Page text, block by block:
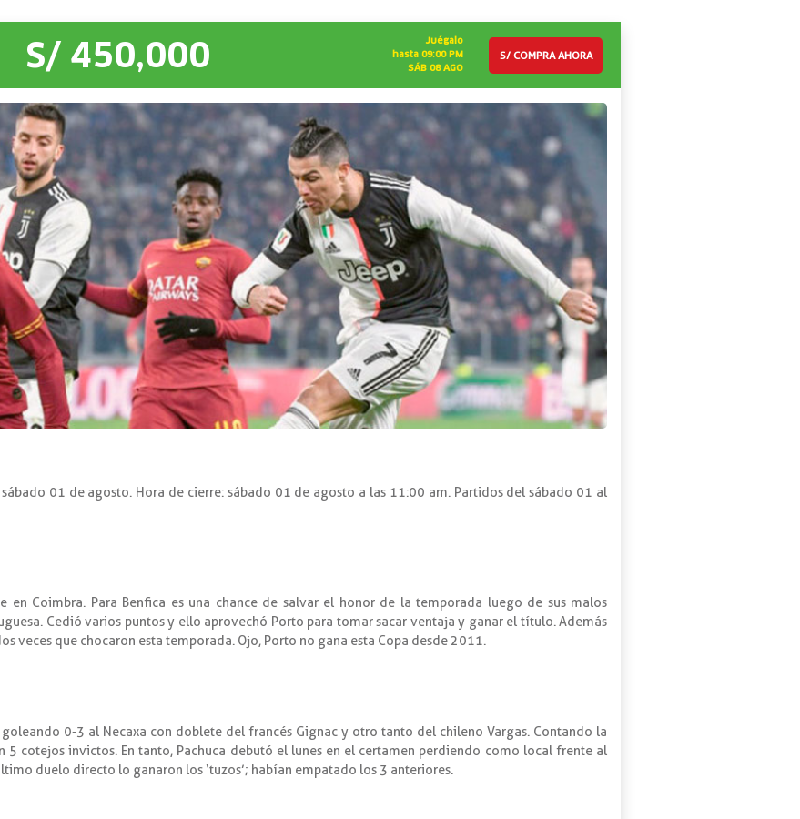
S/ 450,000
Juégalo
hasta 09:00 PM
SÁB 08 AGO
S/ COMPRA AHORA
01 de agosto. Hora de cierre: sábado 01 de agosto a las 11:00 am. Partidos del sábado 01 al
en Coimbra. Para Benfica es una chance de salvar el honor de la temporada luego de sus malos
Cedió varios puntos y ello aprovechó Porto para tomar sacar ventaja y ganar el título. Además
veces que chocaron esta temporada. Ojo, Porto no gana esta Copa desde 2011.
0-3 al Necaxa con doblete del francés Gignac y otro tanto del chileno Vargas. Contando la
5 cotejos invictos. En tanto, Pachuca debutó el lunes en el certamen perdiendo como local frente al
duelo directo lo ganaron los ‘tuzos’; habían empatado los 3 anteriores.